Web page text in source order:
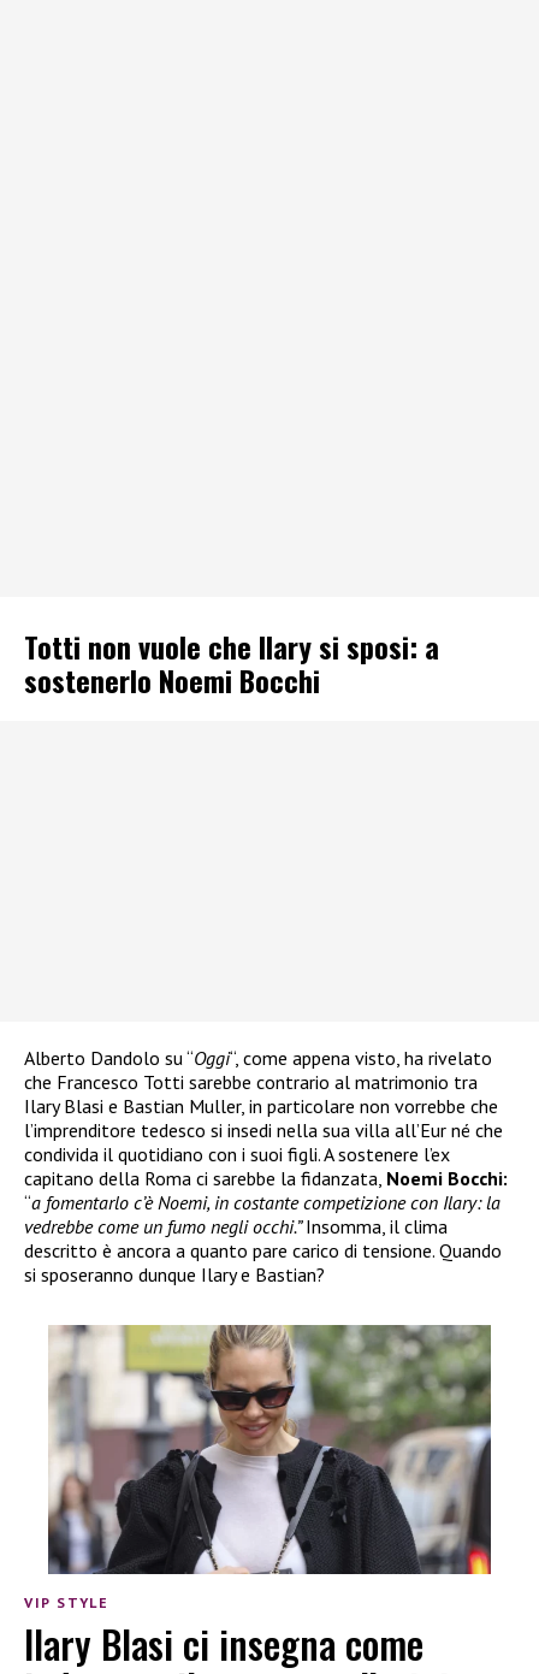
Totti non vuole che Ilary si sposi: a
sostenerlo Noemi Bocchi
Alberto Dandolo su “Oggi“, come appena visto, ha rivelato
che Francesco Totti sarebbe contrario al matrimonio tra
Ilary Blasi e Bastian Muller, in particolare non vorrebbe che
l’imprenditore tedesco si insedi nella sua villa all’Eur né che
condivida il quotidiano con i suoi figli. A sostenere l’ex
capitano della Roma ci sarebbe la fidanzata, Noemi Bocchi:
“a fomentarlo c’è Noemi, in costante competizione con Ilary: la
vedrebbe come un fumo negli occhi.”Insomma, il clima
descritto è ancora a quanto pare carico di tensione. Quando
si sposeranno dunque Ilary e Bastian?
VIP STYLE
Ilary Blasi ci insegna come